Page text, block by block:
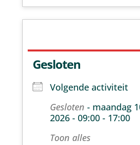
Gesloten
Volgende activiteit
Gesloten - maandag
2026 - 09:00 - 17:00
Toon alles